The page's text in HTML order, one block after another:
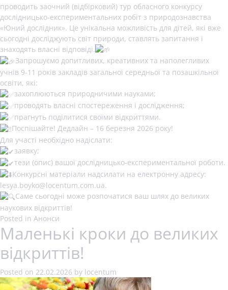
проводить заочний (відбірковий) тур обласного конкурсу
дослідницько-експериментальних робіт з природознавства
«Юний дослідник». Це унікальна можливість для дітей, які вже
сьогодні досліджують світ природи, ставлять запитання і
знаходять власні відповіді.
Запрошуємо допитливих, креативних та наполегливих
учнів 9-11 років закладів загальної середньої та позашкільної
освіти, які:
захоплюються природничими науками;
проводять власні спостереження і дослідження;
прагнуть поділитися своїми відкриттями.
Поспішайте! Дедлайн – 16 березня 2026 року!
Для участі необхідно надіслати:
заявку;
тези (опис) вашої дослідницько-експериментальної роботи.
Конкурсні матеріали надсилати на електронну адресу:
lesya.boyko@locentum.com.ua.
Саме сьогодні може розпочатися ваш шлях до великих
наукових відкриттів!
Posted in Анонси
Маленькі кроки до великих
відкриттів!
Posted on 22.02.2026 by locentum